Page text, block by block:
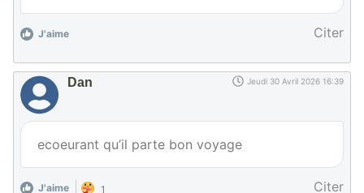
J'aime Citer
Dan Jeudi 30 Avril 2026 16:39
ecoeurant qu’il parte bon voyage
J'aime 1 Citer